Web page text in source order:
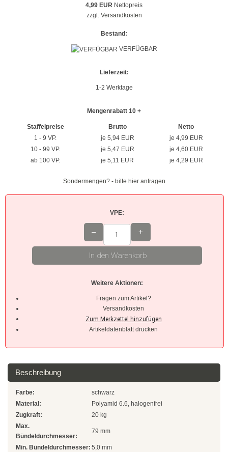
Hellbraun
Rosa
Schwarz
Natur
Gelb
Grün
Blau
SONDERANGEBOTE
4,99 EUR Nettopreis
zzgl. Versandkosten
Bestand:
VERFÜGBAR
Lieferzeit:
1-2 Werktage
Mengenrabatt 10 +
Staffelpreise Brutto
Netto
1 - 9 VP.
je 5,94 EUR
je 4,99 EUR
10 - 99 VP.
je 5,47 EUR
je 4,60 EUR
ab 100 VP.
je 5,11 EUR je 4,29 EUR
Sondermengen? - bitte hier anfragen
VPE:
– +
In den Warenkorb
Weitere Aktionen:
Fragen zum Artikel?
Versandkosten
Artikeldatenblatt drucken
Beschreibung
Farbe:
schwarz
Material:
Polyamid 6.6, halogenfrei
Zugkraft:
20 kg
Max.
Bündeldurchmesser:
79 mm
Min. Bündeldurchmesser: 5,0 mm